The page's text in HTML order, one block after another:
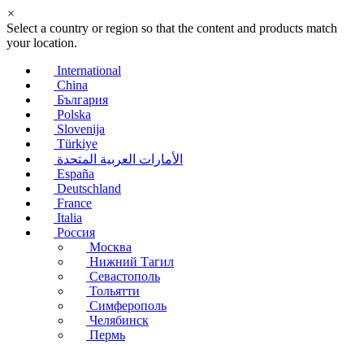
×
Select a country or region so that the content and products match
your location.
International
China
България
Polska
Slovenija
Türkiye
الأمارات العربية المتحدة
España
Deutschland
France
Italia
Россия
Москва
Нижний Тагил
Севастополь
Тольятти
Симферополь
Челябинск
Пермь